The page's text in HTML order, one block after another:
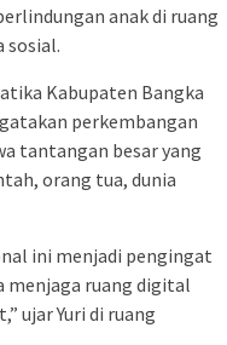
anak di ruang
sosial.
Kabupaten Bangka
perkembangan
tantangan besar yang
orang tua, dunia
ini menjadi pengingat
menjaga ruang digital
ujar Yuri di ruang